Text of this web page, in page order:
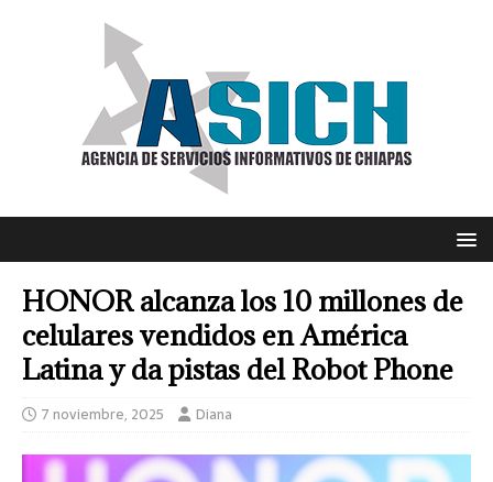
HONOR alcanza los 10 millones de
celulares vendidos en América
Latina y da pistas del Robot Phone
7 noviembre, 2025 Diana